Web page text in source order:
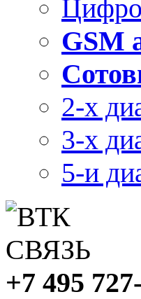
GSM
2-х
3-х
5-и
+7 495